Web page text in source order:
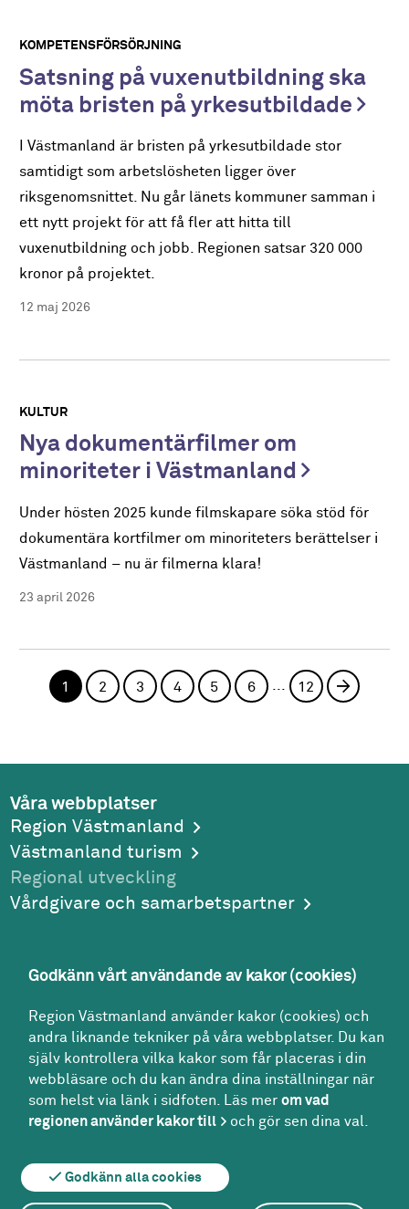
KOMPETENSFÖRSÖRJNING
Satsning på vuxenutbildning ska
möta bristen på yrkesutbildade
I Västmanland är bristen på yrkesutbildade stor
samtidigt som arbetslösheten ligger över
riksgenomsnittet. Nu går länets kommuner samman i
ett nytt projekt för att få fler att hitta till
vuxenutbildning och jobb. Regionen satsar 320 000
kronor på projektet.
12 maj 2026
KULTUR
Nya dokumentärfilmer om
minoriteter i Västmanland
Under hösten 2025 kunde filmskapare söka stöd för
dokumentära kortfilmer om minoriteters berättelser i
Västmanland – nu är filmerna klara!
23 april 2026
1 2 3 4 5 6 ... 12 Nästa
Våra webbplatser
Region Västmanland
Västmanland turism
Regional utveckling
Vårdgivare och samarbetspartner
Region Västmanland
Regionhuset
721 89 Västerås
Kontakt
Kontakt­center:
021-17 30 00
Godkänn vårt användande av kakor (cookies)
Region Västmanland använder kakor (cookies) och
andra liknande tekniker på våra webbplatser. Du kan
själv kontrollera vilka kakor som får placeras i din
webbläsare och du kan ändra dina inställningar när
som helst via länk i sidfoten. Läs merom vad
regionen använder kakor till
och gör sen dina val.
Godkänn alla cookies